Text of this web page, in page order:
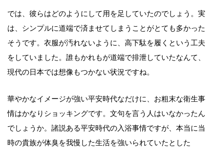
では、彼らはどのようにして用を足していたのでしょう。実
は、シンプルに道端で済ませてしまうことがとても多かった
そうです。衣服が汚れないように、高下駄を履くという工夫
をしていました。誰もかれもが道端で排泄していたなんて、
現代の日本では想像もつかない状況ですね。
華やかなイメージが強い平安時代なだけに、お粗末な衛生事
情はかなりショッキングです。文句を言う人はいなかったん
でしょうか。諸説ある平安時代の入浴事情ですが、本当に当
時の貴族が体臭を我慢した生活を強いられていたとした